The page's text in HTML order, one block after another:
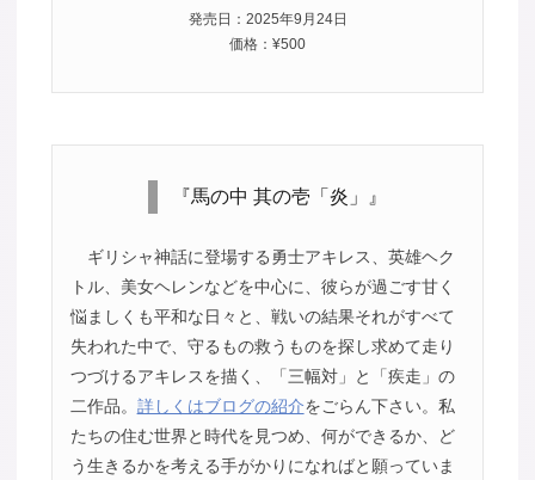
発売日：2025年9月24日
価格：¥500
『馬の中 其の壱「炎」』
ギリシャ神話に登場する勇士アキレス、英雄ヘク
トル、美女ヘレンなどを中心に、彼らが過ごす甘く
悩ましくも平和な日々と、戦いの結果それがすべて
失われた中で、守るもの救うものを探し求めて走り
つづけるアキレスを描く、「三幅対」と「疾走」の
二作品。 詳しくはブログの紹介をごらん下さい。私
たちの住む世界と時代を見つめ、何ができるか、ど
う生きるかを考える手がかりになればと願っていま